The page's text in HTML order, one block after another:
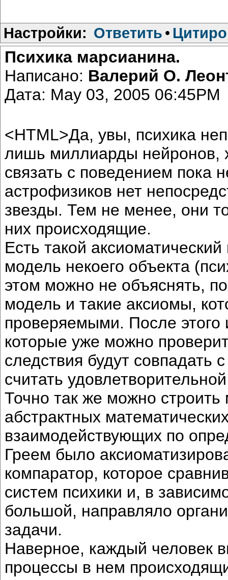
Настройки: Ответить •
Психика марсианина.
Написано: Валерий О.
Дата: May 03, 2005 06:45PM
<HTML>Да, увы, психика
лишь миллиарды нейронов,
связать с поведением пока
астрофизиков нет
звезды. Тем не менее, они
них происходящие.
Есть такой
модель некоего объекта
этом можно не объяснять,
модель и такие аксиомы,
проверяемыми. После этого
которые уже можно
следствия будут
считать
Точно так же можно строить
абстрактных
взаимодействующих по
Греем было
компаратор, которое
систем психики и, в
большой, направляло
задачи.
Наверное, каждый человек
процессы в нем